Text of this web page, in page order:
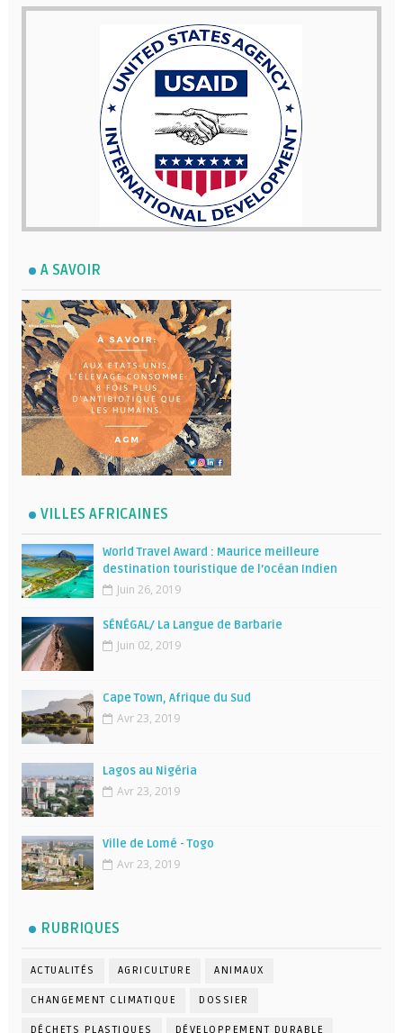
A SAVOIR
VILLES AFRICAINES
World Travel Award : Maurice meilleure
destination touristique de l’océan Indien
Juin 26, 2019
SÉNÉGAL/ La Langue de Barbarie
Juin 02, 2019
Cape Town, Afrique du Sud
Avr 23, 2019
Lagos au Nigéria
Avr 23, 2019
Ville de Lomé - Togo
Avr 23, 2019
RUBRIQUES
ACTUALITÉS AGRICULTURE ANIMAUX
CHANGEMENT CLIMATIQUE DOSSIER
DÉCHETS PLASTIQUES DÉVELOPPEMENT DURABLE